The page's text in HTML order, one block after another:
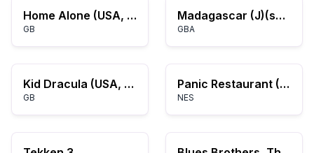
Home Alone (USA, Europe)
GB
Madagascar (J)(sUppLeX)
GBA
Kid Dracula (USA, Europe)
GB
Panic Restaurant (USA)
NES